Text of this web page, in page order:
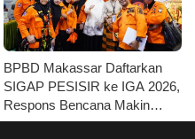
BPBD Makassar Daftarkan
SIGAP PESISIR ke IGA 2026,
Respons Bencana Makin
Cepat